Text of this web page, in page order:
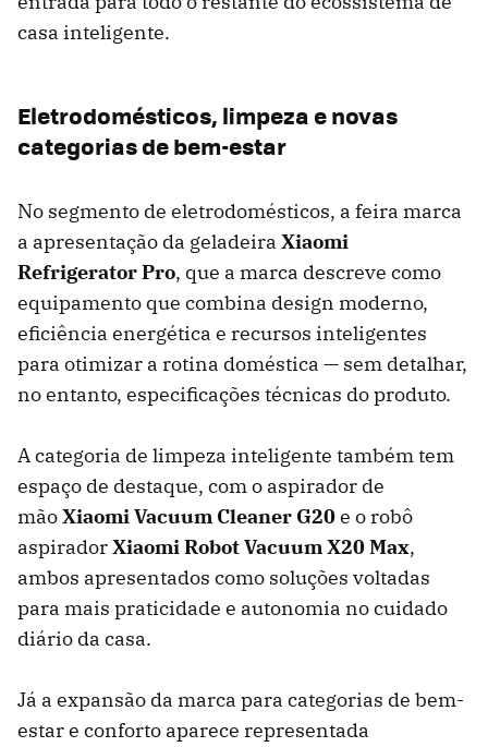
casa inteligente.
Eletrodomésticos, limpeza e novas
categorias de bem-estar
No segmento de eletrodomésticos, a feira marca
a apresentação da geladeira Xiaomi
Refrigerator Pro, que a marca descreve como
equipamento que combina design moderno,
eficiência energética e recursos inteligentes
para otimizar a rotina doméstica — sem detalhar,
no entanto, especificações técnicas do produto.
A categoria de limpeza inteligente também tem
espaço de destaque, com o aspirador de
mãoXiaomi Vacuum Cleaner G20e o robô
aspiradorXiaomi Robot Vacuum X20 Max,
ambos apresentados como soluções voltadas
para mais praticidade e autonomia no cuidado
diário da casa.
Já a expansão da marca para categorias de bem-
estar e conforto aparece representada